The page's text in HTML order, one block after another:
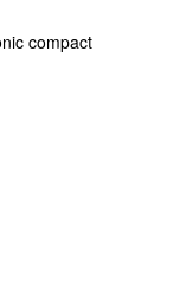
compact